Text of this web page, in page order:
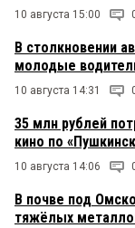
10 августа 15:00
В столкновении
молодые
10 августа 14:31
35 млн рублей
кино по
10 августа 14:06
В почве под
тяжёлых